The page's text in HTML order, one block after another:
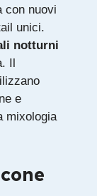
con nuovi
unici.
notturni
Il
e
mixologia